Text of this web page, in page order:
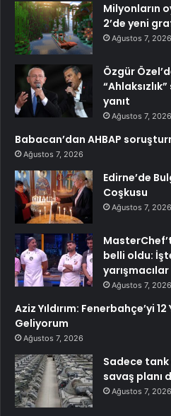
Milyonların
2’de yeni
Ağustos 7, 2026
Özgür
yanıt
Ağustos 7, 2026
Babacan’dan AHBAP
Ağustos 7, 2026
Edirne’de
Coşkusu
Ağustos 7, 2026
belli oldu:
yarışmacılar
Ağustos 7, 2026
Aziz Yıldırım: Fenerbahçe’yi
Geliyorum
Ağustos 7, 2026
Sadece tank
savaş planı
Ağustos 7, 2026